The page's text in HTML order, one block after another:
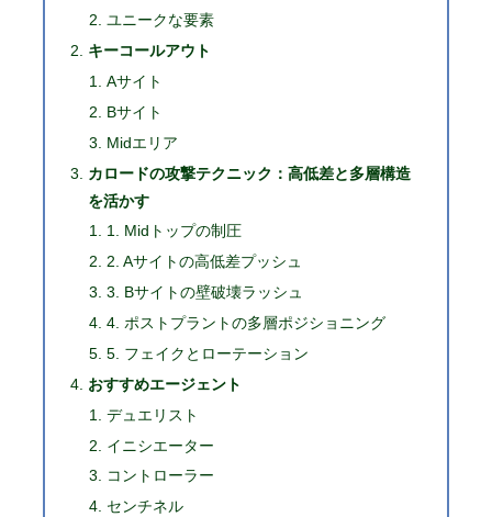
ユニークな要素
キーコールアウト
Aサイト
Bサイト
Midエリア
カロードの攻撃テクニック：高低差と多層構造
を活かす
1. Midトップの制圧
2. Aサイトの高低差プッシュ
3. Bサイトの壁破壊ラッシュ
4. ポストプラントの多層ポジショニング
5. フェイクとローテーション
おすすめエージェント
デュエリスト
イニシエーター
コントローラー
センチネル